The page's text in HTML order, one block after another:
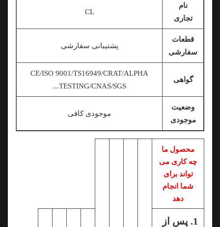
تجاری
قطعات
سفارشی
پشتیبانی سفارشی
گواهی
CE/ISO 9001/TS16949/CRAT/ALPHA
TESTING/CNAS/SGS...
وضعیت
موجودی
موجودی کافی
محصول ما
چه کاری می
تواند برای
شما انجام
1. پس از